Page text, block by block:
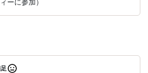
ーに参加）